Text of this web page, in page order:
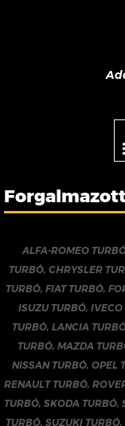
ALFA-ROMEO
TURBÓ, CHRYSLER
TURBÓ,FIAT TURBÓ,
ISUZU TURBÓ,IVECO
TURBÓ,LANCIA
TURBÓ, MAZDA
NISSAN TURBÓ, OPEL
RENAULT TURBÓ,
TURBÓ, SKODA TURBÓ,
TURBÓ,SUZUKI TURBÓ,